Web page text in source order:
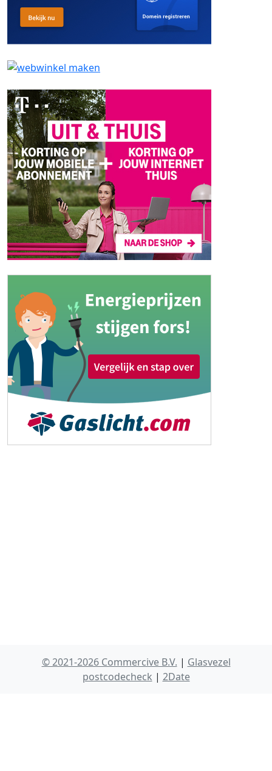
© 2021-2026 Commercive B.V. | Glasvezel
postcodecheck | 2Date